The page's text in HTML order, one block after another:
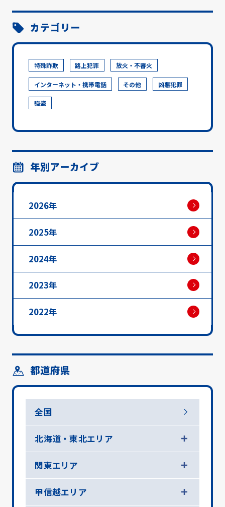
カテゴリー
特殊詐欺 路上犯罪 放火・不審火
インターネット・携帯電話 その他 凶悪犯罪
強盗
年別アーカイブ
2026年
2025年
2024年
2023年
2022年
都道府県
全国
北海道・東北エリア
関東エリア
甲信越エリア